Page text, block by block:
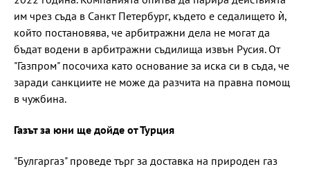
им чрез съда в Санкт Петербург, където е седалището ѝ,
който постановява, че арбитражни дела не могат да
бъдат водени в арбитражни съдилища извън Русия. От
"Газпром" посочиха като основание за иска си в съда, че
заради санкциите не може да разчита на правна помощ
в чужбина.
Газът за юни ще дойде от Турция
"Булгаргаз" проведе търг за доставка на природен газ